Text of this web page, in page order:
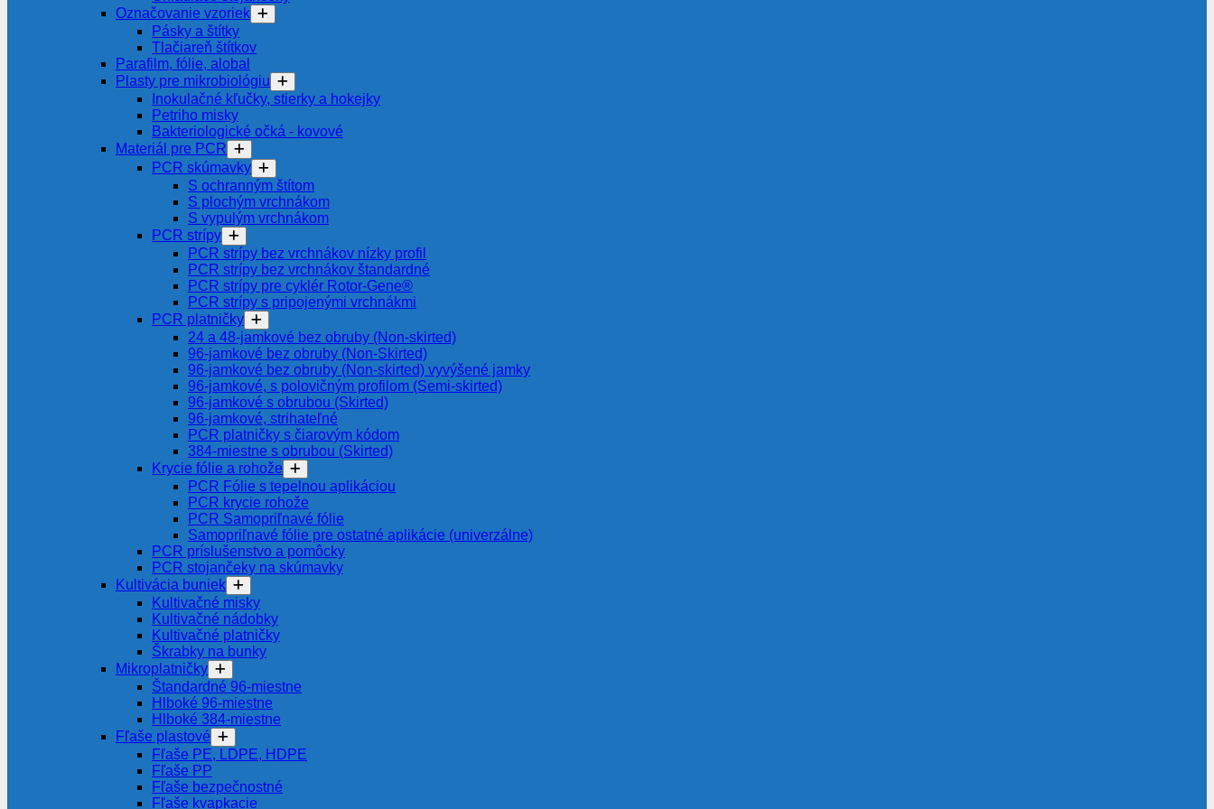
Označovanie vzoriek
Pásky a štítky
Tlačiareň štítkov
Parafilm, fólie, alobal
Plasty pre mikrobiológiu
Inokulačné kľučky, stierky a hokejky
Petriho misky
Bakteriologické očká - kovové
Materiál pre PCR
PCR skúmavky
S ochranným štítom
S plochým vrchnákom
S vypulým vrchnákom
PCR strípy
PCR strípy bez vrchnákov nízky profil
PCR strípy bez vrchnákov štandardné
PCR strípy pre cyklér Rotor-Gene®
PCR strípy s pripojenými vrchnákmi
PCR platničky
24 a 48-jamkové bez obruby (Non-skirted)
96-jamkové bez obruby (Non-Skirted)
96-jamkové bez obruby (Non-skirted) vyvýšené jamky
96-jamkové, s polovičným profilom (Semi-skirted)
96-jamkové s obrubou (Skirted)
96-jamkové, strihateľné
PCR platničky s čiarovým kódom
384-miestne s obrubou (Skirted)
Krycie fólie a rohože
PCR Fólie s tepelnou aplikáciou
PCR krycie rohože
PCR Samopriľnavé fólie
Samopriľnavé fólie pre ostatné aplikácie (univerzálne)
PCR príslušenstvo a pomôcky
PCR stojančeky na skúmavky
Kultivácia buniek
Kultivačné misky
Kultivačné nádobky
Kultivačné platničky
Škrabky na bunky
Mikroplatničky
Štandardné 96-miestne
Hlboké 96-miestne
Hlboké 384-miestne
Fľaše plastové
Fľaše PE, LDPE, HDPE
Fľaše PP
Fľaše bezpečnostné
Fľaše kvapkacie